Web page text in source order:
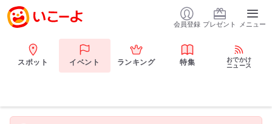
会員登録 プレゼント メニュー
スポット イベント ランキング 特集
おでかけ
ニュース